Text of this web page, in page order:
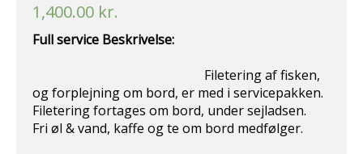
1,400.00 kr.
Full service Beskrivelse:
Filetering af fisken,
og forplejning om bord, er med i servicepakken.
Filetering fortages om bord, under sejladsen.
Fri øl & vand, kaffe og te om bord medfølger.